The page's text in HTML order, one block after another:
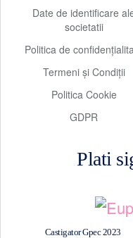
Date de identificare
societatii
Politica de
Termeni și Condiții
Politica Cookie
GDPR
Plati
Castigator Gpec 2023